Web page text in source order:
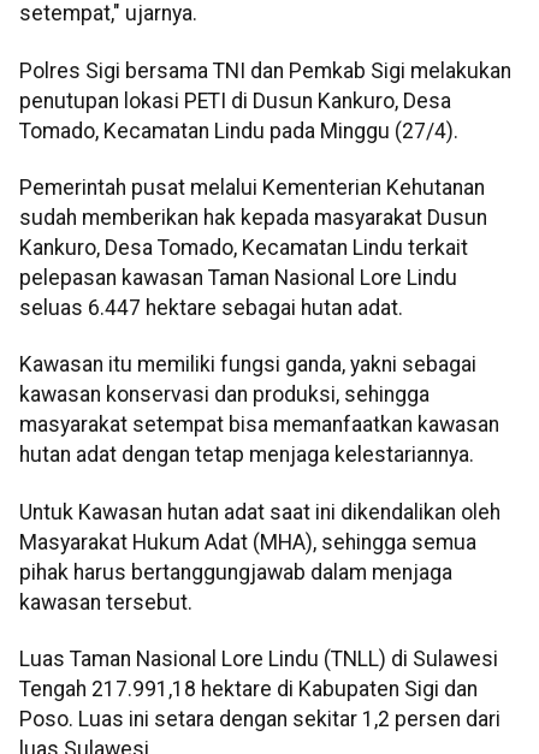
setempat," ujarnya.
Polres Sigi bersama TNI dan Pemkab Sigi melakukan
penutupan lokasi PETI di Dusun Kankuro, Desa
Tomado, Kecamatan Lindu pada Minggu (27/4).
Pemerintah pusat melalui Kementerian Kehutanan
sudah memberikan hak kepada masyarakat Dusun
Kankuro, Desa Tomado, Kecamatan Lindu terkait
pelepasan kawasan Taman Nasional Lore Lindu
seluas 6.447 hektare sebagai hutan adat.
Kawasan itu memiliki fungsi ganda, yakni sebagai
kawasan konservasi dan produksi, sehingga
masyarakat setempat bisa memanfaatkan kawasan
hutan adat dengan tetap menjaga kelestariannya.
Untuk Kawasan hutan adat saat ini dikendalikan oleh
Masyarakat Hukum Adat (MHA), sehingga semua
pihak harus bertanggungjawab dalam menjaga
kawasan tersebut.
Luas Taman Nasional Lore Lindu (TNLL) di Sulawesi
Tengah 217.991,18 hektare di Kabupaten Sigi dan
Poso. Luas ini setara dengan sekitar 1,2 persen dari